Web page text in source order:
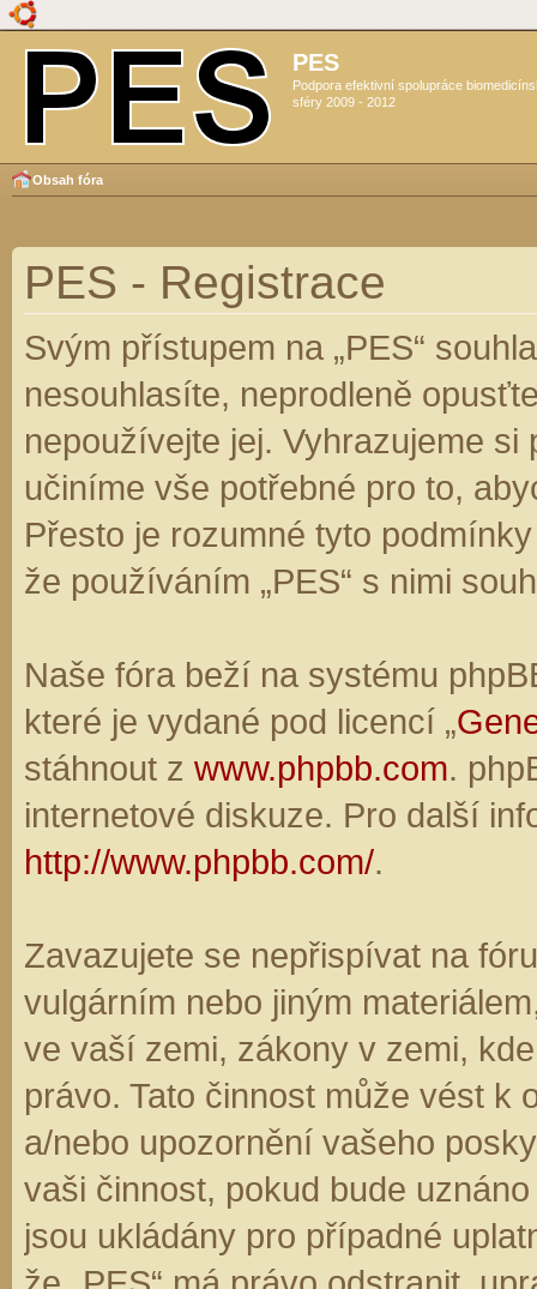
PES
Podpora efektivní spolupráce
sféry 2009 - 2012
Obsah fóra
PES - Registrace
Svým přístupem na „PES“
nesouhlasíte, neprodleně
nepoužívejte jej. Vyhrazujeme
učiníme vše potřebné pro to,
Přesto je rozumné tyto
že používáním „PES“ s nimi
Naše fóra beží na systému
které je vydané pod licencí „
stáhnout z www.phpbb.com.
internetové diskuze. Pro další
http://www.phpbb.com/.
Zavazujete se nepřispívat na
vulgárním nebo jiným
ve vaší zemi, zákony v zemi,
právo. Tato činnost může vést k
a/nebo upozornění vašeho
vaši činnost, pokud bude
jsou ukládány pro případné